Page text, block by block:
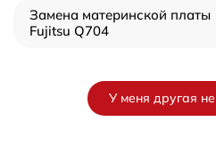
Замена материнской платы
Fujitsu Q704
У меня другая